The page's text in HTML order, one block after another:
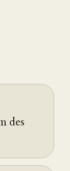
des